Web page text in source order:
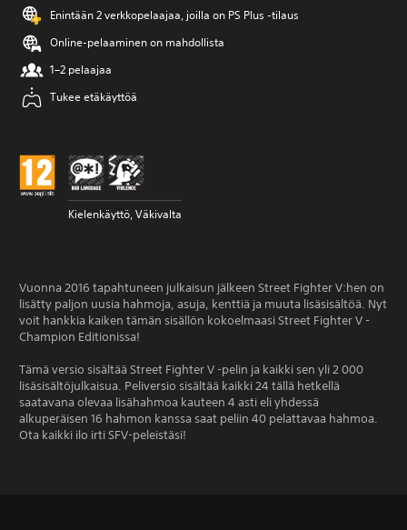
Enintään 2 verkkopelaajaa, joilla on PS Plus -tilaus
Online-pelaaminen on mahdollista
1–2 pelaajaa
Tukee etäkäyttöä
Kielenkäyttö, Väkivalta
Vuonna 2016 tapahtuneen julkaisun jälkeen Street Fighter V:hen on
lisätty paljon uusia hahmoja, asuja, kenttiä ja muuta lisäsisältöä. Nyt
voit hankkia kaiken tämän sisällön kokoelmaasi Street Fighter V -
Champion Editionissa!
Tämä versio sisältää Street Fighter V -pelin ja kaikki sen yli 2 000
lisäsisältöjulkaisua. Peliversio sisältää kaikki 24 tällä hetkellä
saatavana olevaa lisähahmoa kauteen 4 asti eli yhdessä
alkuperäisen 16 hahmon kanssa saat peliin 40 pelattavaa hahmoa.
Ota kaikki ilo irti SFV-peleistäsi!